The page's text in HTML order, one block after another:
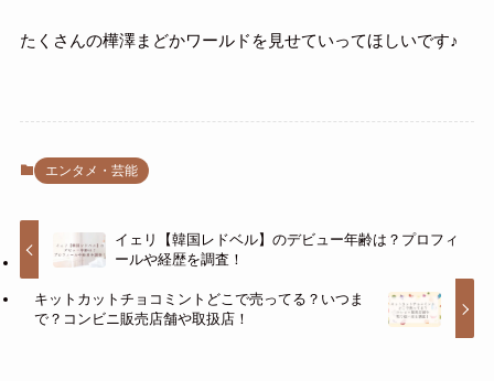
たくさんの樺澤まどかワールドを見せていってほしいです♪
エンタメ・芸能
イェリ【韓国レドベル】のデビュー年齢は？プロフィ
ールや経歴を調査！
キットカットチョコミントどこで売ってる？いつま
で？コンビニ販売店舗や取扱店！